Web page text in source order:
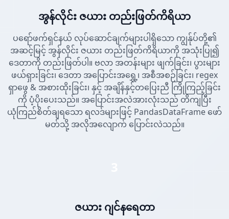
အွန်လိုင်း ဇယား တည်းဖြတ်ကိရိယာ
ပရော်ဖက်ရှင်နယ် လုပ်ဆောင်ချက်များပါရှိသော ကျွန်ုပ်တို့၏
အဆင့်မြင့် အွန်လိုင်း ဇယား တည်းဖြတ်ကိရိယာကို အသုံးပြု၍
ဒေတာကို တည်းဖြတ်ပါ။ ဗလာ အတန်းများ ဖျက်ခြင်း၊ ပွားများ
ဖယ်ရှားခြင်း၊ ဒေတာ အပြောင်းအရွှေ့၊ အစီအစဉ်ခြင်း၊ regex
ရှာဖွေ & အစားထိုးခြင်း၊ နှင့် အချိန်နှင့်တပြေးညီ ကြိုကြည့်ခြင်း
ကို ပံ့ပိုးပေးသည်။ အပြောင်းအလဲအားလုံးသည် တိကျပြီး
ယုံကြည်စိတ်ချရသော ရလဒ်များဖြင့် PandasDataFrame ဖော်
မတ်သို့ အလိုအလျောက် ပြောင်းလဲသည်။
ဇယား ဂျင်နရေတာ